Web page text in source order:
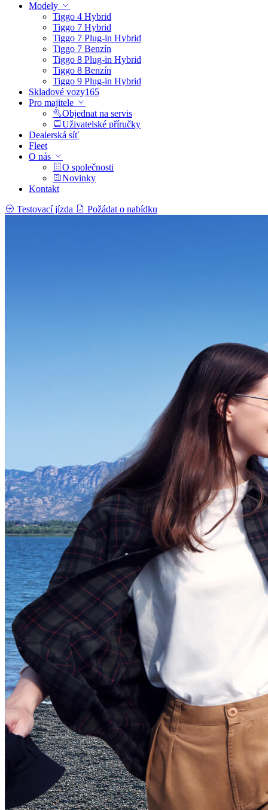
Modely
Tiggo 4 Hybrid
Tiggo 7 Hybrid
Tiggo 7 Plug-in Hybrid
Tiggo 7 Benzín
Tiggo 8 Plug-in Hybrid
Tiggo 8 Benzín
Tiggo 9 Plug-in Hybrid
Skladové vozy165
Pro majitele
Objednat na servis
Uživatelské příručky
Dealerská síť
Fleet
O nás
O společnosti
Novinky
Kontakt
Testovací jízda
Požádat o nabídku